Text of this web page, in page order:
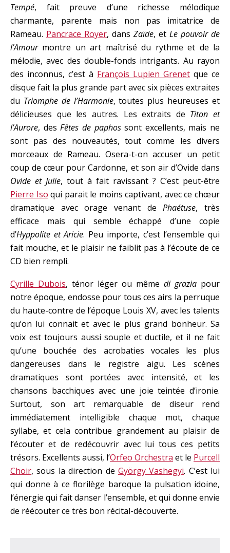
Tempé, fait preuve d’une richesse mélodique
charmante, parente mais non pas imitatrice de
Rameau. Pancrace Royer, dans Zaïde, et Le pouvoir de
l’Amourmontre un art maîtrisé du rythme et de la
mélodie, avec des double-fonds intrigants. Au rayon
des inconnus, c’est à François Lupien Grenet que ce
disque fait la plus grande part avec six pièces extraites
du Triomphe de l’Harmonie, toutes plus heureuses et
délicieuses que les autres. Les extraits de Titon et
l’Aurore, desFêtes de paphossont excellents, mais ne
sont pas des nouveautés, tout comme les divers
morceaux de Rameau. Osera-t-on accuser un petit
coup de cœur pour Cardonne, et son air d’Ovide dans
Ovide et Julie, tout à fait ravissant ? C’est peut-être
Pierre Iso qui parait le moins captivant, avec ce chœur
dramatique avec orage venant dePhaétuse, très
efficace mais qui semble échappé d’une copie
d’Hyppolite et Aricie. Peu importe, c’est l’ensemble qui
fait mouche, et le plaisir ne faiblit pas à l’écoute de ce
CD bien rempli.
Cyrille Dubois, ténor léger ou même di grazia pour
notre époque, endosse pour tous ces airs la perruque
du haute-contre de l’époque Louis XV, avec les talents
qu’on lui connait et avec le plus grand bonheur. Sa
voix est toujours aussi souple et ductile, et il ne fait
qu’une bouchée des acrobaties vocales les plus
dangereuses dans le registre aigu. Les scènes
dramatiques sont portées avec intensité, et les
chansons bacchiques avec une joie teintée d’ironie.
Surtout, son art remarquable de diseur rend
immédiatement intelligible chaque mot, chaque
syllabe, et cela contribue grandement au plaisir de
l’écouter et de redécouvrir avec lui tous ces petits
trésors. Excellents aussi, l’Orfeo Orchestra et le Purcell
Choir, sous la direction de György Vashegyi. C’est lui
qui donne à ce florilège baroque la pulsation idoine,
l’énergie qui fait danser l’ensemble, et qui donne envie
de réécouter ce très bon récital-découverte.